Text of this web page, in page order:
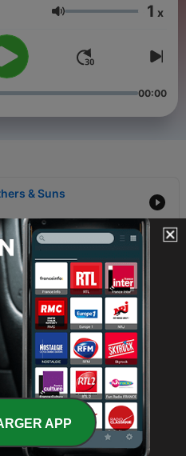
Volume 1 x
00:00
& Suns
The Good
Part 2
APP